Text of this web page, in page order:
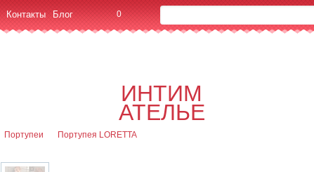
Контакты Блог 0
ИНТИМ
АТЕЛЬЕ
Портупеи Портупея LORETTA